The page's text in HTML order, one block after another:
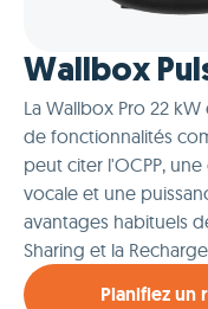
Wallbox
La Wallbox Pro 22
de fonctionnalités
peut citer l'OCPP,
vocale et une
avantages habituels
Sharing et la
Planifiez un